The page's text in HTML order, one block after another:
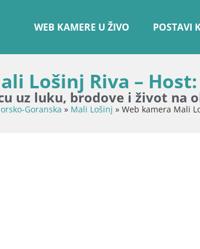
WEB KAMERE U ŽIVO POSTAVI
Lošinj Riva –
uz luku, brodove i život na
Goranska » Mali Lošinj » Web kamera Mali